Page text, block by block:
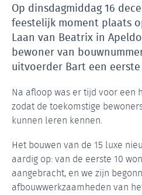
Op dinsdagmiddag 16
feestelijk moment plaats
Laan van Beatrix in
bewoner van
uitvoerder Bart een
Na afloop was er tijd voor een
zodat de toekomstige
kunnen leren kennen.
Het bouwen van de 15 luxe
aardig op: van de eerste 10
aangebracht, en we zijn
afbouwwerkzaamheden van